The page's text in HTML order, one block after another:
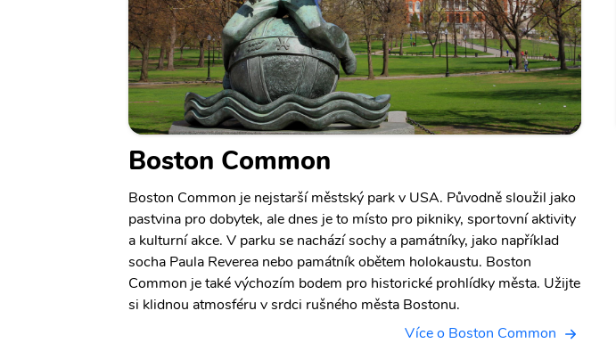
Boston Common
Boston Common je nejstarší městský park v USA. Původně sloužil jako
pastvina pro dobytek, ale dnes je to místo pro pikniky, sportovní aktivity
a kulturní akce. V parku se nachází sochy a památníky, jako například
socha Paula Reverea nebo památník obětem holokaustu. Boston
Common je také výchozím bodem pro historické prohlídky města. Užijte
si klidnou atmosféru v srdci rušného města Bostonu.
Více o Boston Common